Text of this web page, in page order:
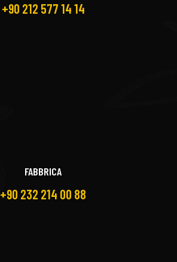
+90 212 577 14 14
FABBRICA
+90 232 214 00 88